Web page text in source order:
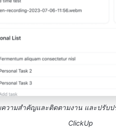
วามสำคัญและติดตามงาน และปรับ
ClickUp